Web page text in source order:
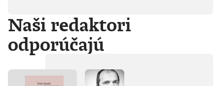
psychické diagnózy,
lásku, násilie,
rómstvo, working
class, anarchizmus,
okultizmus,
fašizmus, revolúciu,
Naši redaktori
odporúčajú